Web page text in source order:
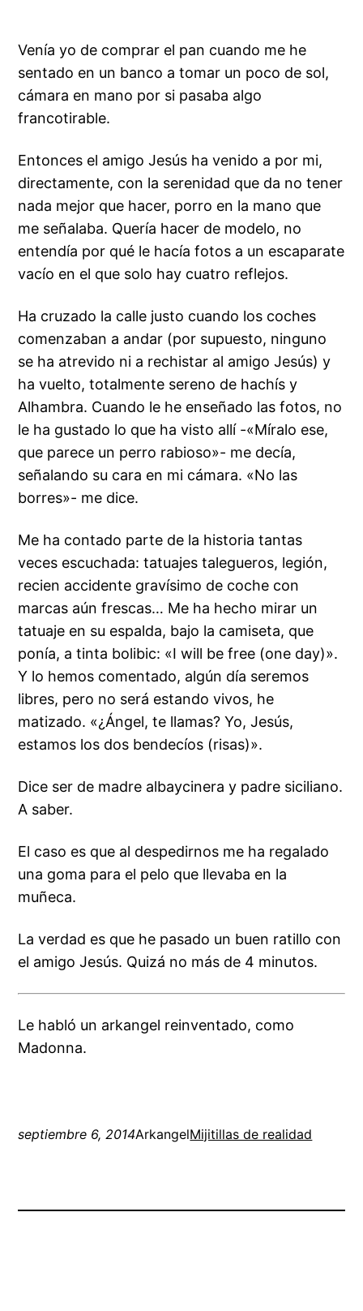
Venía yo de comprar el pan cuando me he
sentado en un banco a tomar un poco de sol,
cámara en mano por si pasaba algo
francotirable.
Entonces el amigo Jesús ha venido a por mi,
directamente, con la serenidad que da no tener
nada mejor que hacer, porro en la mano que
me señalaba. Quería hacer de modelo, no
entendía por qué le hacía fotos a un escaparate
vacío en el que solo hay cuatro reflejos.
Ha cruzado la calle justo cuando los coches
comenzaban a andar (por supuesto, ninguno
se ha atrevido ni a rechistar al amigo Jesús) y
ha vuelto, totalmente sereno de hachís y
Alhambra. Cuando le he enseñado las fotos, no
le ha gustado lo que ha visto allí -«Míralo ese,
que parece un perro rabioso»- me decía,
señalando su cara en mi cámara. «No las
borres»- me dice.
Me ha contado parte de la historia tantas
veces escuchada: tatuajes talegueros, legión,
recien accidente gravísimo de coche con
marcas aún frescas… Me ha hecho mirar un
tatuaje en su espalda, bajo la camiseta, que
ponía, a tinta bolibic: «I will be free (one day)».
Y lo hemos comentado, algún día seremos
libres, pero no será estando vivos, he
matizado. «¿Ángel, te llamas? Yo, Jesús,
estamos los dos bendecíos (risas)».
Dice ser de madre albaycinera y padre siciliano.
A saber.
El caso es que al despedirnos me ha regalado
una goma para el pelo que llevaba en la
muñeca.
La verdad es que he pasado un buen ratillo con
el amigo Jesús. Quizá no más de 4 minutos.
Le habló un arkangel reinventado, como
Madonna.
septiembre 6, 2014ArkangelMijitillas de realidad